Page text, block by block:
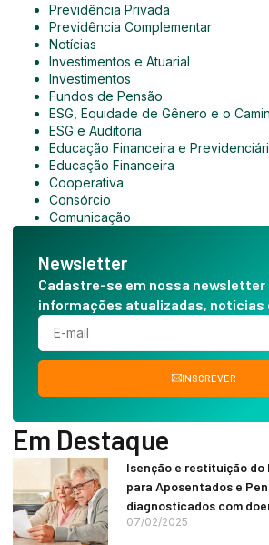
Previdência Privada
Previdência Complementar
Notícias
Investimentos e Atuarial
Investimentos
Fundos de Pensão
ESG, Equidade de Gênero e o
ESG e Auditoria
Educação Financeira e
Educação Financeira
Cooperativa
Consórcio
Comunicação
Newsletter
Cadastre-se em nossa newsletter
informações atualizadas, notícias
INSCREVER
Em Destaque
Isenção e restituição do
para Aposentados e
diagnosticados com
07/02/2025